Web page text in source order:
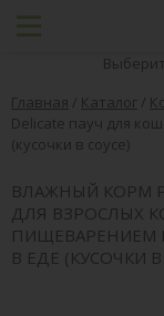
Главная / Каталог /
Delicate пауч для
(кусочки в соусе)
ВЛАЖНЫЙ КОРМ
ДЛЯ ВЗРОСЛЫХ
ПИЩЕВАРЕНИЕМ
В ЕДЕ (КУСОЧКИ